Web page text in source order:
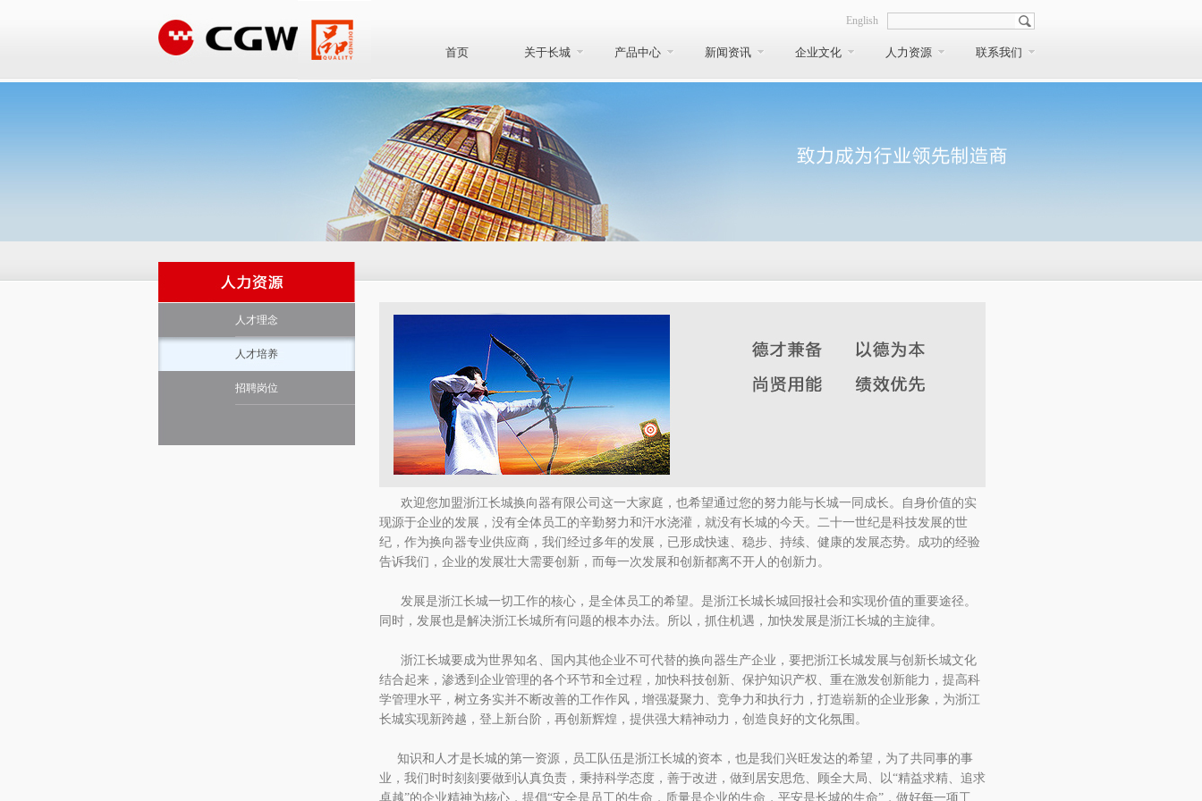
English
联系我们
人力资源
企业文化
新闻资讯
产品中心
关于长城
首页
人才理念
人才培养
招聘岗位
欢迎您加盟浙江长城换向器有限公司这一大家庭，也希望通过您的努力能与长城一同成长。自身价值的实
现源于企业的发展，没有全体员工的辛勤努力和汗水浇灌，就没有长城的今天。二十一世纪是科技发展的世
纪，作为换向器专业供应商，我们经过多年的发展，已形成快速、稳步、持续、健康的发展态势。成功的经验
告诉我们，企业的发展壮大需要创新，而每一次发展和创新都离不开人的创新力。
发展是浙江长城一切工作的核心，是全体员工的希望。是浙江长城长城回报社会和实现价值的重要途径。
同时，发展也是解决浙江长城所有问题的根本办法。所以，抓住机遇，加快发展是浙江长城的主旋律。
浙江长城要成为世界知名、国内其他企业不可代替的换向器生产企业，要把浙江长城发展与创新长城文化
结合起来，渗透到企业管理的各个环节和全过程，加快科技创新、保护知识产权、重在激发创新能力，提高科
学管理水平，树立务实并不断改善的工作作风，增强凝聚力、竞争力和执行力，打造崭新的企业形象，为浙江
长城实现新跨越，登上新台阶，再创新辉煌，提供强大精神动力，创造良好的文化氛围。
知识和人才是长城的第一资源，员工队伍是浙江长城的资本，也是我们兴旺发达的希望，为了共同事的事
业，我们时时刻刻要做到认真负责，秉持科学态度，善于改进，做到居安思危、顾全大局、以“精益求精、追求
卓越”的企业精神为核心，提倡“安全是员工的生命，质量是企业的生命，平安是长城的生命”，做好每一项工